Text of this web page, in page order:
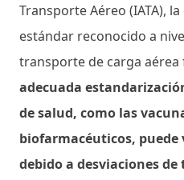
Transporte Aéreo (IATA),
estándar reconocido a
transporte de carga aérea
adecuada
de salud, como las
biofarmacéuticos, puede
debido a desviaciones